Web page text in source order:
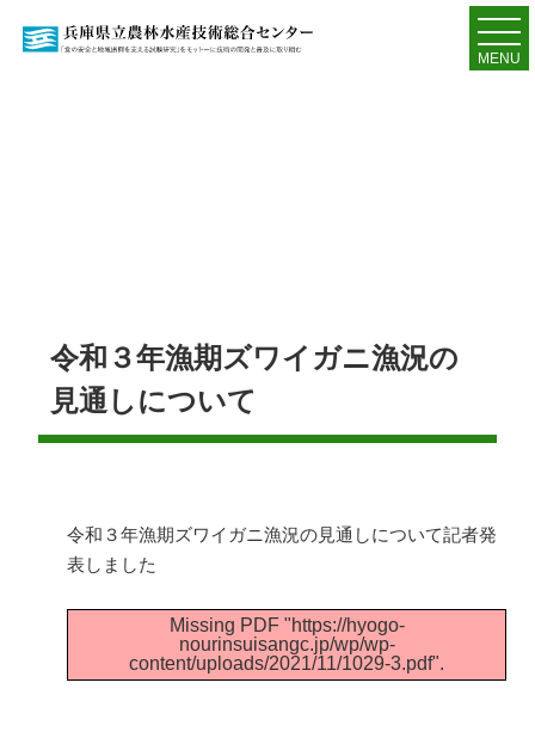
MENU
令和３年漁期ズワイガニ漁況の
見通しについて
令和３年漁期ズワイガニ漁況の見通しについて記者発
表しました
Missing PDF "https://hyogo-
nourinsuisangc.jp/wp/wp-
content/uploads/2021/11/1029-3.pdf".